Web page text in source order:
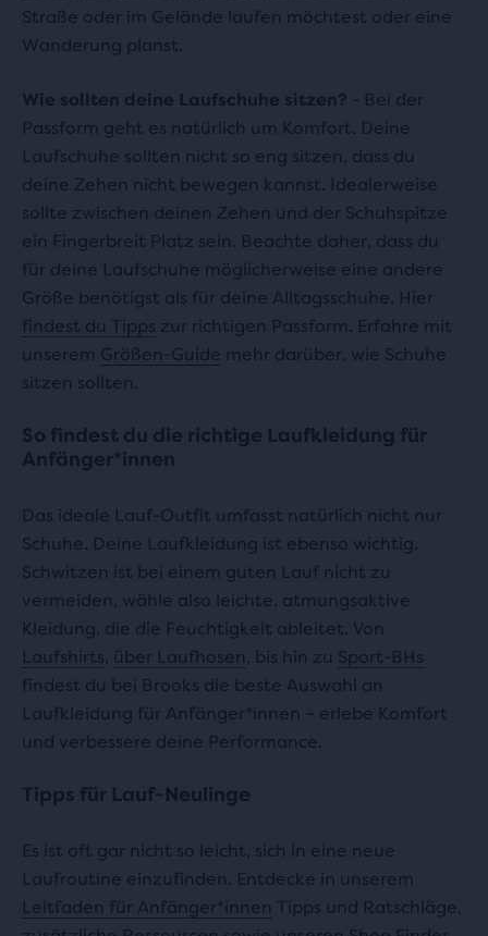
Straße oder im Gelände laufen möchtest oder eine
Wanderung planst.
Wie sollten deine Laufschuhe sitzen? - Bei der
Passform geht es natürlich um Komfort. Deine
Laufschuhe sollten nicht so eng sitzen, dass du
deine Zehen nicht bewegen kannst. Idealerweise
sollte zwischen deinen Zehen und der Schuhspitze
ein Fingerbreit Platz sein. Beachte daher, dass du
für deine Laufschuhe möglicherweise eine andere
Größe benötigst als für deine Alltagsschuhe. Hier
findest du Tipps zur richtigen Passform. Erfahre mit
unserem Größen-Guide mehr darüber, wie Schuhe
sitzen sollten.
So findest du die richtige Laufkleidung für
Anfänger*innen
Das ideale Lauf-Outfit umfasst natürlich nicht nur
Schuhe. Deine Laufkleidung ist ebenso wichtig.
Schwitzen ist bei einem guten Lauf nicht zu
vermeiden, wähle also leichte, atmungsaktive
Kleidung, die die Feuchtigkeit ableitet. Von
Laufshirts über Laufhosen , bis hin zu Sport-BHs
findest du bei Brooks die beste Auswahl an
Laufkleidung für Anfänger*innen – erlebe Komfort
und verbessere deine Performance.
Tipps für Lauf-Neulinge
Es ist oft gar nicht so leicht, sich in eine neue
Laufroutine einzufinden. Entdecke in unserem
Leitfaden für Anfänger*innen Tipps und Ratschläge,